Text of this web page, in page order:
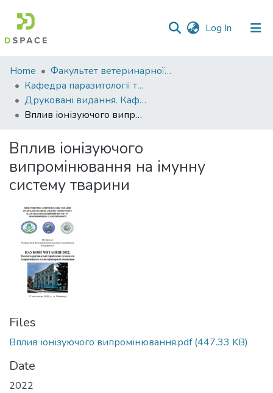
Log In (current)
Communities
&
Collections
Statistics
Home
Факультет ветеринарної медицини
Кафедра паразитології та ветеринарно-санітарної експертизи
Друковані видання. Кафедра паразитології та ветеринарно-санітарної експертизи
Вплив іонізуючого випромінювання на імунну систему тварини
Вплив іонізуючого
випромінювання на імунну
систему тварини
Files
Вплив іонізуючого випромінювання.pdf(447.33 KB)
Date
2022